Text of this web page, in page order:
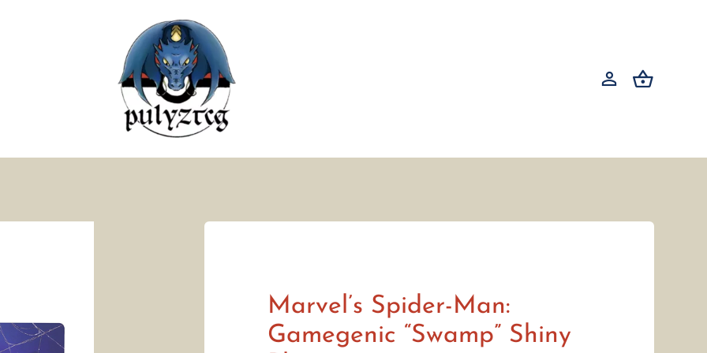
Marvel’s Spider-Man:
Gamegenic “Swamp” Shiny